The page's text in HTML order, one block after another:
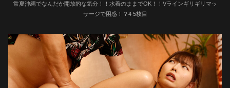
常夏沖縄でなんだか開放的な気分！！水着のままでOK！！Vラインギリギリマッ
サージで困惑！？4 5枚目